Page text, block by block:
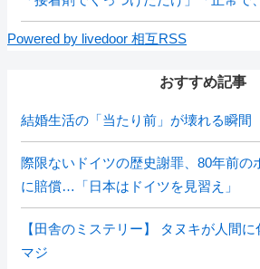
Powered by livedoor 相互RSS
おすすめ記事
結婚生活の「当たり前」が壊れる瞬間
際限ないドイツの歴史謝罪、80年前の
に賠償…「日本はドイツを見習え」
【田舎のミステリー】 タヌキが人間
マジ